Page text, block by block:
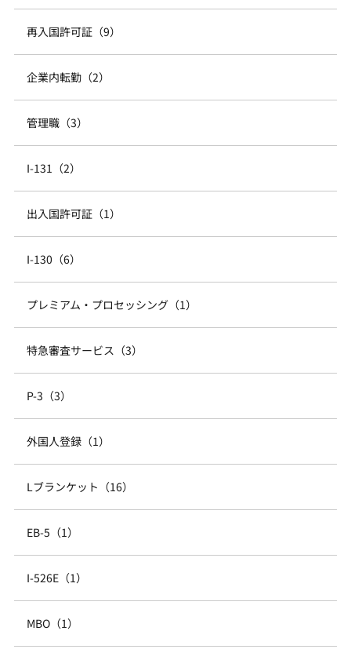
再入国許可証（9）
企業内転勤（2）
管理職（3）
I-131（2）
出入国許可証（1）
I-130（6）
プレミアム・プロセッシング（1）
特急審査サービス（3）
P-3（3）
外国人登録（1）
Lブランケット（16）
EB-5（1）
I-526E（1）
MBO（1）